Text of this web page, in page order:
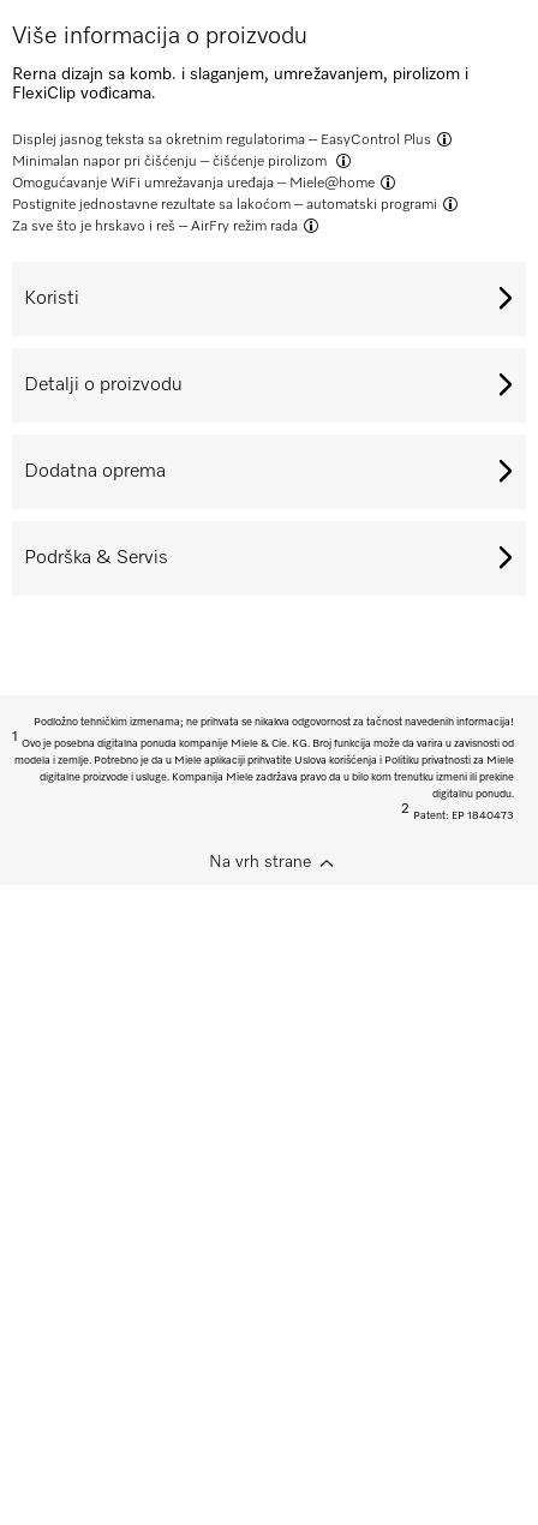
Više informacija o proizvodu
Rerna dizajn sa komb. i slaganjem, umrežavanjem, pirolizom i
FlexiClip vođicama.
Displej jasnog teksta sa okretnim regulatorima – EasyControl Plus
Minimalan napor pri čišćenju –čišćenje pirolizom
Omogućavanje WiFi umrežavanja uređaja – Miele@home
Postignite jednostavne rezultate sa lakoćom –automatski programi
Za sve što je hrskavo i reš –AirFry režim rada
Koristi
Detalji o proizvodu
Dodatna oprema
Podrška & Servis
Podložno tehničkim izmenama; ne prihvata se nikakva odgovornost za tačnost navedenih informacija!
1
Ovo je posebna digitalna ponuda kompanije Miele & Cie. KG. Broj funkcija može da varira u zavisnosti od
modela i zemlje. Potrebno je da u Miele aplikaciji prihvatite Uslova korišćenja i Politiku privatnosti za Miele
digitalne proizvode i usluge. Kompanija Miele zadržava pravo da u bilo kom trenutku izmeni ili prekine
digitalnu ponudu.
2
Patent: EP 1840473
Na vrh strane